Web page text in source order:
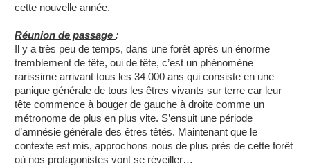
cette nouvelle année.
Réunion de passage :
Il y a très peu de temps, dans une forêt après un énorme
tremblement de tête, oui de tête, c’est un phénomène
rarissime arrivant tous les 34 000 ans qui consiste en une
panique générale de tous les êtres vivants sur terre car leur
tête commence à bouger de gauche à droite comme un
métronome de plus en plus vite. S’ensuit une période
d’amnésie générale des êtres têtés. Maintenant que le
contexte est mis, approchons nous de plus près de cette forêt
où nos protagonistes vont se réveiller…